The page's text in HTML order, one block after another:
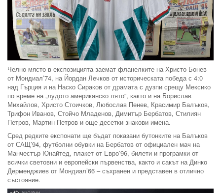
Челно място в експозицията заемат фланелките на Христо Бонев
от Мондиал’74, на Йордан Лечков от историческата победа с 4:0
над Гърция и на Наско Сираков от драмата с дузпи срещу Мексико
по време на „лудото американско лято“, както и на Борислав
Михайлов, Христо Стоичков, Любослав Пенев, Красимир Балъков,
Трифон Иванов, Стойчо Младенов, Димитър Бербатов, Стилиян
Петров, Мартин Петров и още десетки знакови имена.
Сред редките експонати ще бъдат показани бутонките на Балъков
от САЩ’94, футболни обувки на Бербатов от официален мач на
Манчестър Юнайтед, плакет от Евро’96, билети и програмки от
всички световни и европейски първенства, както и сакът на Динко
Дерменджиев от Мондиал’66 – съхранен и представен в отлично
състояние.